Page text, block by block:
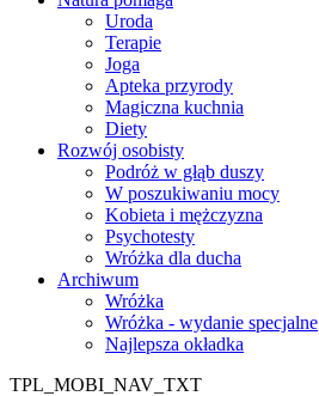
Uroda
Terapie
Joga
Apteka przyrody
Magiczna kuchnia
Diety
Rozwój osobisty
Podróż w głąb duszy
W poszukiwaniu mocy
Kobieta i mężczyzna
Psychotesty
Wróżka dla ducha
Archiwum
Wróżka
Wróżka - wydanie specjalne
Najlepsza okładka
TPL_MOBI_NAV_TXT